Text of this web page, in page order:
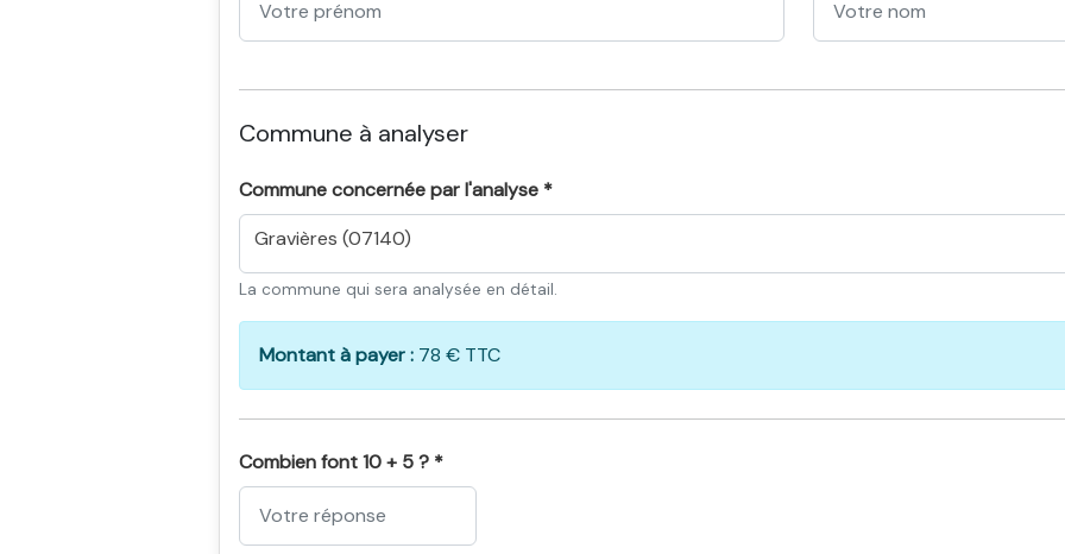
Commune à analyser
Commune concernée par l'analyse *
Gravières (07140)
La commune qui sera analysée en détail.
Montant à payer : 78 € TTC
Combien font 10 + 5 ? *